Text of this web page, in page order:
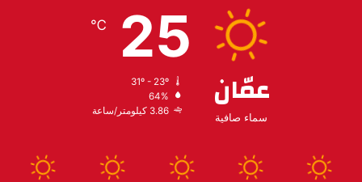
عمّان
سماء صافية
25
℃
64%
3.86 كيلومتر/ساعة